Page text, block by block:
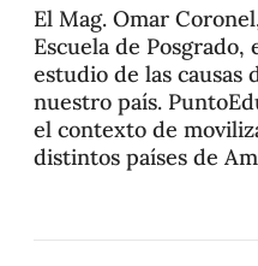
El Mag. Omar
Escuela de Posgrado,
estudio de las causas
nuestro país.
el contexto de
distintos países de